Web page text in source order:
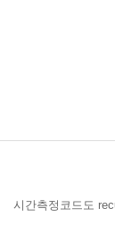
시간측정코드도